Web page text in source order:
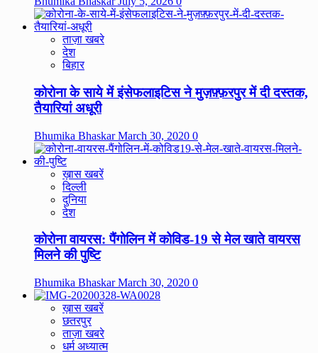
ताज़ा खबरे
देश
बिहार
कोरोना के साये में इंसेफलाइटिस ने मुज़फ़्फ़रपुर में दी दस्तक,
तैयारियां अधूरी
Bhumika BhaskarMarch 30, 2020 0
ख़ास खबरें
दिल्ली
दुनिया
देश
कोरोना वायरस: पैंगोलिन में कोविड-19 से मेल खाते वायरस
मिलने की पुष्टि
Bhumika BhaskarMarch 30, 2020 0
ख़ास खबरें
छतरपुर
ताज़ा खबरे
धर्म अध्यात्म